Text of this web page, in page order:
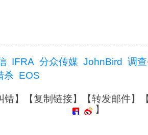
IFRA 分众传媒 JohnBird
调
杀 EOS
错】【复制链接】【转发邮件】
】